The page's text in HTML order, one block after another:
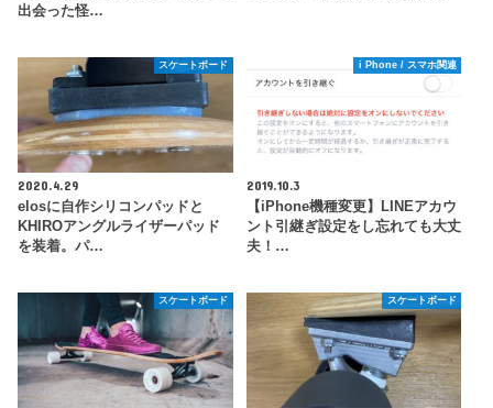
出会った怪…
スケートボード
2020.4.29
elosに自作シリコンパッドと
KHIROアングルライザーパッド
を装着。パ…
i Phone / スマホ関連
2019.10.3
【iPhone機種変更】LINEアカウ
ント引継ぎ設定をし忘れても大丈
夫！…
スケートボード スケートボード